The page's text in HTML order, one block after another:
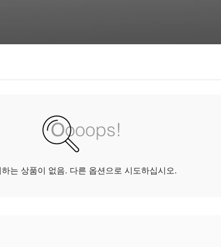
하는 상품이 없음. 다른 옵션으로 시도하십시오.